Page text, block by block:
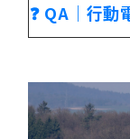
❓ QA｜行